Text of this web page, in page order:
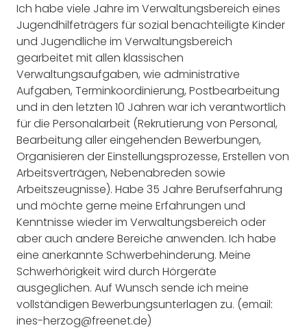
Ich habe viele Jahre im Verwaltungsbereich eines
Jugendhilfeträgers für sozial benachteiligte Kinder
und Jugendliche im Verwaltungsbereich
gearbeitet mit allen klassischen
Verwaltungsaufgaben, wie administrative
Aufgaben, Terminkoordinierung, Postbearbeitung
und in den letzten 10 Jahren war ich verantwortlich
für die Personalarbeit (Rekrutierung von Personal,
Bearbeitung aller eingehenden Bewerbungen,
Organisieren der Einstellungsprozesse, Erstellen von
Arbeitsverträgen, Nebenabreden sowie
Arbeitszeugnisse). Habe 35 Jahre Berufserfahrung
und möchte gerne meine Erfahrungen und
Kenntnisse wieder im Verwaltungsbereich oder
aber auch andere Bereiche anwenden. Ich habe
eine anerkannte Schwerbehinderung. Meine
Schwerhörigkeit wird durch Hörgeräte
ausgeglichen. Auf Wunsch sende ich meine
vollständigen Bewerbungsunterlagen zu. (email:
ines-herzog@freenet.de)